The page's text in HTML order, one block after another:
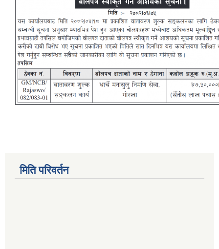
मिति परिवर्तन